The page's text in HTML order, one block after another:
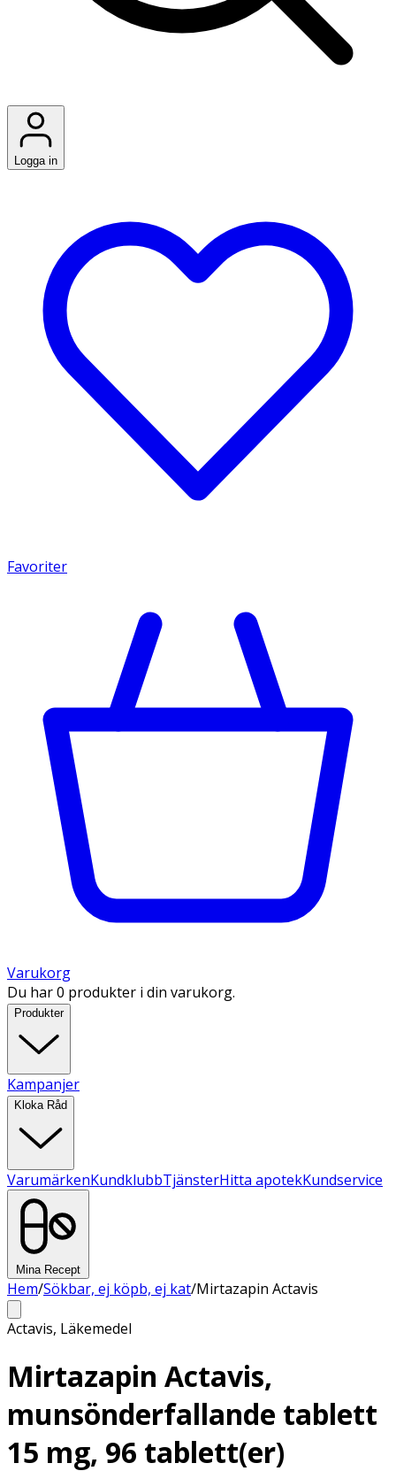
Logga in
Favoriter
Varukorg
Du har 0 produkter i din varukorg.
Produkter
Kampanjer
Kloka Råd
VarumärkenKundklubbTjänsterHitta apotekKundservice
Mina Recept
Hem/Sökbar, ej köpb, ej kat/Mirtazapin Actavis
Actavis, Läkemedel
Mirtazapin Actavis,
munsönderfallande tablett
15 mg, 96 tablett(er)